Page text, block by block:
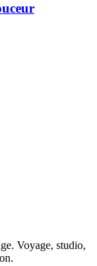
Voyage, studio,